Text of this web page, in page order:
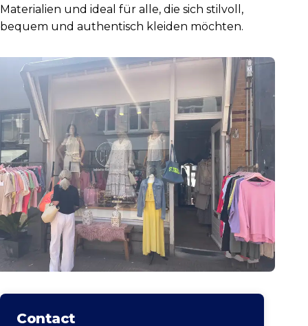
Materialien und ideal für alle, die sich stilvoll,
bequem und authentisch kleiden möchten.
Contact